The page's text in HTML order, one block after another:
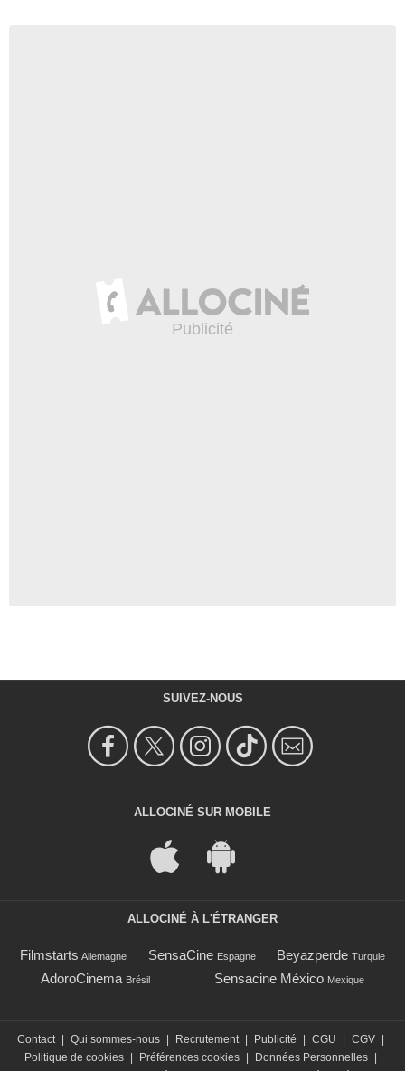
SUIVEZ-NOUS
ALLOCINÉ SUR MOBILE
ALLOCINÉ À L'ÉTRANGER
Filmstarts Allemagne SensaCine Espagne Beyazperde Turquie
AdoroCinema Brésil Sensacine México Mexique
Contact Qui sommes-nous Recrutement Publicité CGU CGV
Politique de cookies
Préférences cookies Données Personnelles